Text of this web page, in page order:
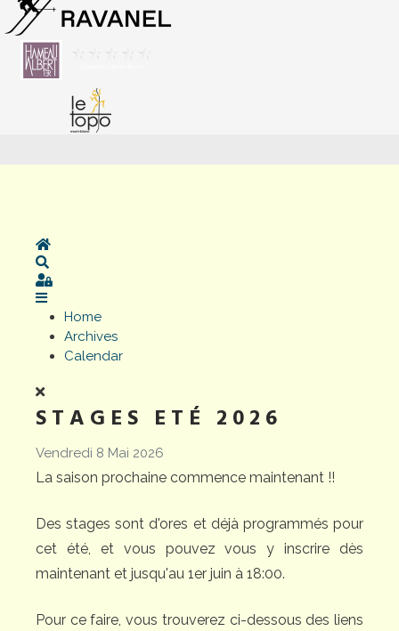
Home
Sign In
Home
Archives
Calendar
STAGES ETÉ 2026
Vendredi 8 Mai 2026
La saison prochaine commence maintenant !!
Des stages sont d'ores et déjà programmés pour
cet été, et vous pouvez vous y inscrire dès
maintenant et jusqu'au 1er juin à 18:00.
Pour ce faire, vous trouverez ci-dessous des liens